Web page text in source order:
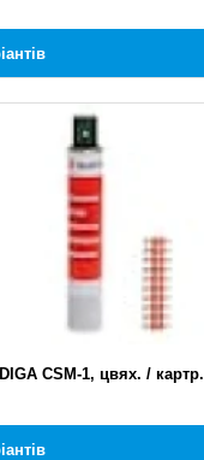
CSM-1, цвях. / картр.